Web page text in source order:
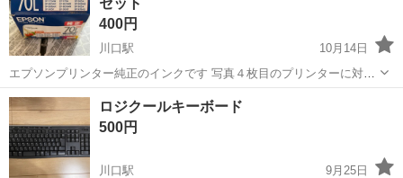
コメント 使用による小さいキズ...
セット
400円
川口駅
10月14日
エプソンプリンター純正のインクです 写真４枚目のプリンターに対応
しています プリンターを変えたので出品いたします Lとありますが、
３個とも増量タイプではありません 箱は入れ物にしていたので古いで
すが、インクは継ぎ足し継ぎ足し...
埼玉 川口市 川口駅 プリンター
ロジクールキーボード
500円
川口駅
9月25日